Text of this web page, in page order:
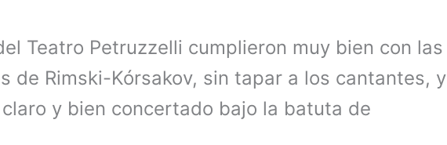
Teatro Petruzzelli cumplieron muy bien con las
de Rimski-Kórsakov, sin tapar a los cantantes, y
y bien concertado bajo la batuta de